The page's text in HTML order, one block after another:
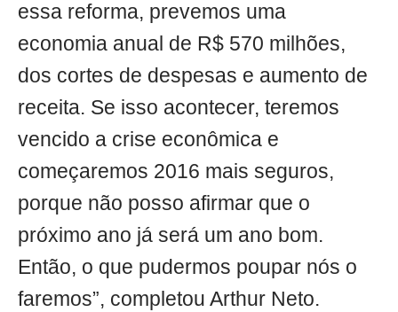
essa reforma, prevemos uma
economia anual de R$ 570 milhões,
dos cortes de despesas e aumento de
receita. Se isso acontecer, teremos
vencido a crise econômica e
começaremos 2016 mais seguros,
porque não posso afirmar que o
próximo ano já será um ano bom.
Então, o que pudermos poupar nós o
faremos”, completou Arthur Neto.